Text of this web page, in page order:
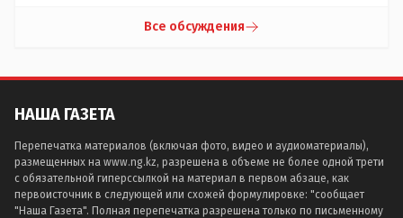
Все обсуждения
НАША ГАЗЕТА
Перепечатка материалов (включая фото, видео и аудиоматериалы),
размещенных на www.ng.kz, разрешена в объеме не более одной трети
с обязательной гиперссылкой на материал в первом абзаце, как
первоисточник в следующей или схожей формулировке: "сообщает
"Наша Газета". Полная перепечатка разрешена только по письменному